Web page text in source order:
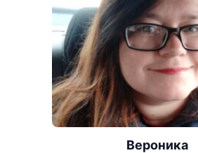
Вероника